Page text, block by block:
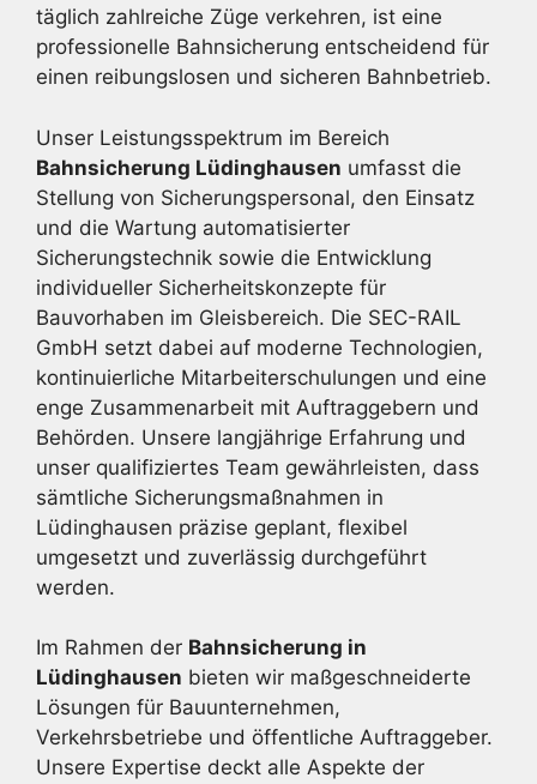
täglich zahlreiche Züge verkehren, ist eine
professionelle Bahnsicherung entscheidend für
einen reibungslosen und sicheren Bahnbetrieb.
Unser Leistungsspektrum im Bereich
Bahnsicherung Lüdinghausen umfasst die
Stellung von Sicherungspersonal, den Einsatz
und die Wartung automatisierter
Sicherungstechnik sowie die Entwicklung
individueller Sicherheitskonzepte für
Bauvorhaben im Gleisbereich. Die SEC-RAIL
GmbH setzt dabei auf moderne Technologien,
kontinuierliche Mitarbeiterschulungen und eine
enge Zusammenarbeit mit Auftraggebern und
Behörden. Unsere langjährige Erfahrung und
unser qualifiziertes Team gewährleisten, dass
sämtliche Sicherungsmaßnahmen in
Lüdinghausen präzise geplant, flexibel
umgesetzt und zuverlässig durchgeführt
werden.
Im Rahmen der Bahnsicherung in
Lüdinghausen bieten wir maßgeschneiderte
Lösungen für Bauunternehmen,
Verkehrsbetriebe und öffentliche Auftraggeber.
Unsere Expertise deckt alle Aspekte der